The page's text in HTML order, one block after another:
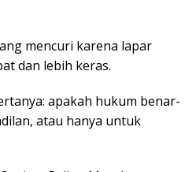
mencuri karena lapar
dan lebih keras.
apakah hukum benar-
atau hanya untuk